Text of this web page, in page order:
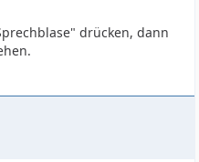
drücken, dann